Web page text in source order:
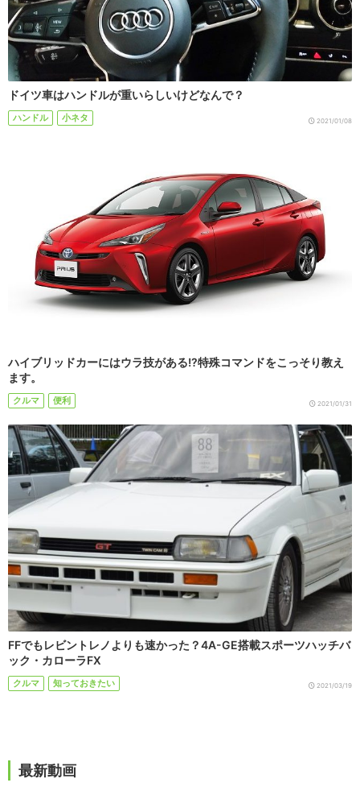
ドイツ車はハンドルが重いらしいけどなんで？
ハンドル 小ネタ 2021/01/08
ハイブリッドカーにはウラ技がある!?特殊コマンドをこっそり教え
ます。
クルマ 便利 2021/01/31
FFでもレビントレノよりも速かった？4A-GE搭載スポーツハッチバ
ック・カローラFX
クルマ 知っておきたい 2021/03/19
最新動画